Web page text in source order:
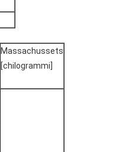
Massachussets
[chilogrammi]